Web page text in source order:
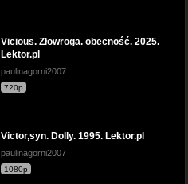
Vicious. Złowroga. obecność. 2025.
Lektor.pl
paulinagorni2007
720p
Victor,syn. Dolly. 1995. Lektor.pl
paulinagorni2007
1080p